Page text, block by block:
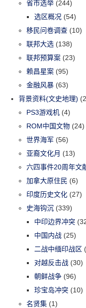
省市选举 (244)
选区概况 (54)
移民问卷调查 (10)
联邦大选 (138)
联邦预算案 (23)
赖昌星案 (95)
金融风暴 (63)
背景资料(文史地理)
PS3游戏机 (4)
ROM中国文物 (24)
世界海军 (56)
亚裔文化月 (13)
六四事件20周年文
加拿大原住民 (6)
印度历史文化 (27)
史海钩沉 (339)
中印边界冲突
中国内战 (25)
二战中缅印战区
对越反击战 (30)
朝鲜战争 (96)
珍宝岛冲突 (10)
名贤集 (1)